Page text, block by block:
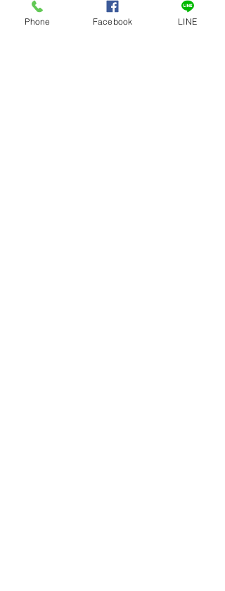
งานที่หลากหลายและความแม่นยำสูง การ
เลือกเครื่องกลึงที่เหมาะสมกับความต้องการ
Phone Facebook LINE